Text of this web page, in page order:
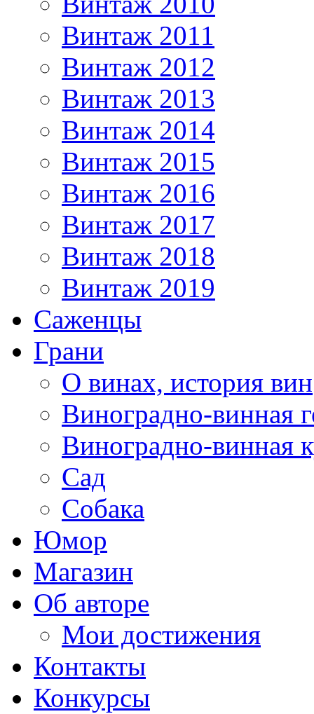
Винтаж 2011
Винтаж 2012
Винтаж 2013
Винтаж 2014
Винтаж 2015
Винтаж 2016
Винтаж 2017
Винтаж 2018
Винтаж 2019
Саженцы
Грани
О винах, история вин
Виноградно-винная
Виноградно-винная
Сад
Собака
Юмор
Магазин
Об авторе
Мои достижения
Контакты
Конкурсы